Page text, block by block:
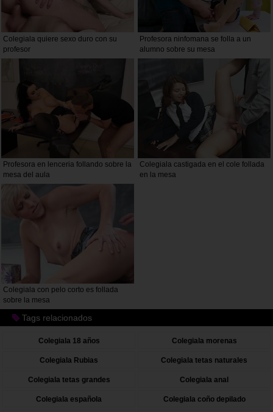
Colegiala quiere sexo duro con su
profesor
Profesora ninfomana se folla a un
alumno sobre su mesa
Profesora en lenceria follando sobre la
mesa del aula
Colegiala castigada en el cole follada
en la mesa
Colegiala con pelo corto es follada
sobre la mesa
Tags relacionados
Colegiala 18 años Colegiala morenas
Colegiala Rubias Colegiala tetas naturales
Colegiala tetas grandes Colegiala anal
Colegiala española Colegiala coño depilado